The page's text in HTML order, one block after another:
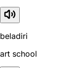
beladiri
art school